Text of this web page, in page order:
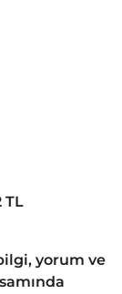
TL
yorum ve